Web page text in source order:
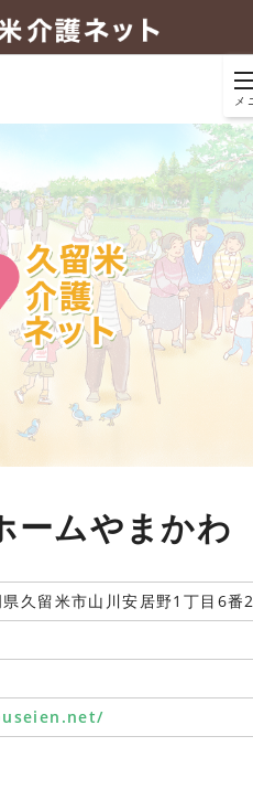
メ
ームやまかわ
久留米市山川安居野1丁目6番